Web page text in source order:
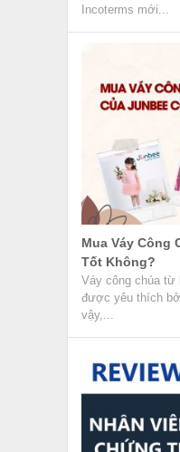
Incoterms mới...
Mua Váy Công
Tốt Không?
Váy công chúa từ
được yêu thích
vậy,...